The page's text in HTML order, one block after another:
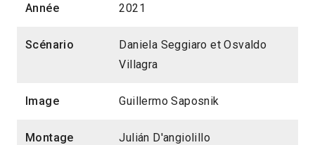
Année 2021
Scénario
Daniela Seggiaro et Osvaldo
Villagra
Image Guillermo Saposnik
Montage Julián D'angiolillo